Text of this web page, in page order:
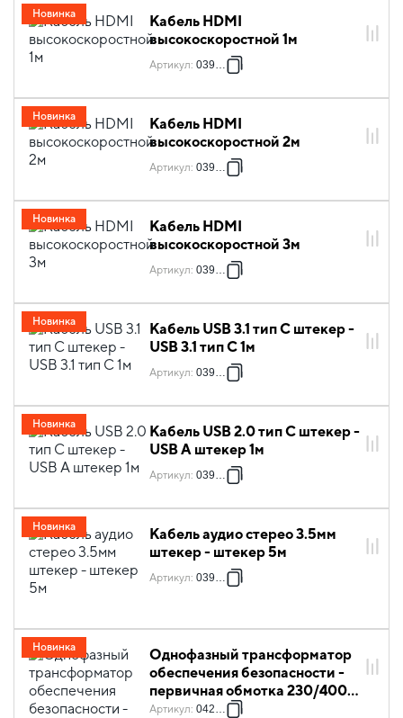
Кабель HDMI
высокоскоростной 1м
Артикул: 039851
Новинка
Кабель HDMI
высокоскоростной 2м
Артикул: 039852
Новинка
Кабель HDMI
высокоскоростной 3м
Артикул: 039853
Новинка
Кабель USB 3.1 тип C штекер -
USB 3.1 тип C 1м
Артикул: 039863
Новинка
Кабель USB 2.0 тип C штекер -
USB A штекер 1м
Артикул: 039864
Новинка
Кабель аудио стерео 3.5мм
штекер - штекер 5м
Артикул: 039872
Новинка
Однофазный трансформатор
обеспечения безопасности -
первичная обмотка 230/400 В
/ вторичная обмотка 12/24 В -
Артикул: 042843
Новинка